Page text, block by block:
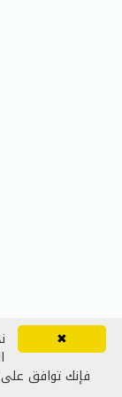
✖
فإنك توافق على